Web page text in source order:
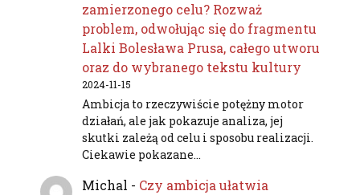
zamierzonego celu? Rozważ
problem, odwołując się do fragmentu
Lalki Bolesława Prusa, całego utworu
oraz do wybranego tekstu kultury
2024-11-15
Ambicja to rzeczywiście potężny motor
działań, ale jak pokazuje analiza, jej
skutki zależą od celu i sposobu realizacji.
Ciekawie pokazane…
Michal - Czy ambicja ułatwia